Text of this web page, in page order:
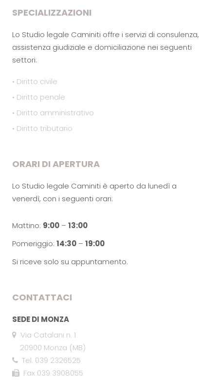
SPECIALIZZAZIONI
Lo Studio legale Caminiti offre i servizi di consulenza,
assistenza giudiziale e domiciliazione nei seguenti
settori:
• Diritto civile
• Diritto penale
• Diritto amministrativo
• Diritto tributario
ORARI DI APERTURA
Lo Studio legale Caminiti è aperto da lunedì a
venerdì, con i seguenti orari:
Mattino: 9:00 – 13:00
Pomeriggio: 14:30 – 19:00
Si riceve solo su appuntamento.
CONTATTACI
SEDE DI MONZA
Via Catalani n. 1
20900 Monza (MB)
Tel. 039 2326525
Fax 039 3908055